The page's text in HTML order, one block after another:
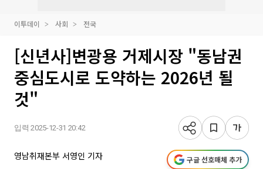
이투데이 사회 전국
[신년사]변광용 거제시장 "동남권
중심도시로 도약하는 2026년 될
것"
입력 2025-12-31 20:42
영남취재본부 서영인 기자 구글 선호매체 추가